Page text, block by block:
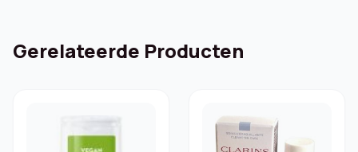
Gerelateerde Producten